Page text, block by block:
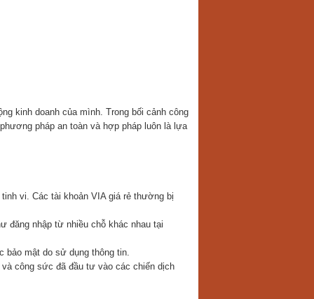
kinh doanh của mình. Trong bối cảnh công
pháp an toàn và hợp pháp luôn là lựa
vi. Các tài khoản VIA giá rẻ thường bị
đăng nhập từ nhiều chỗ khác nhau tại
mật do sử dụng thông tin.
công sức đã đầu tư vào các chiến dịch